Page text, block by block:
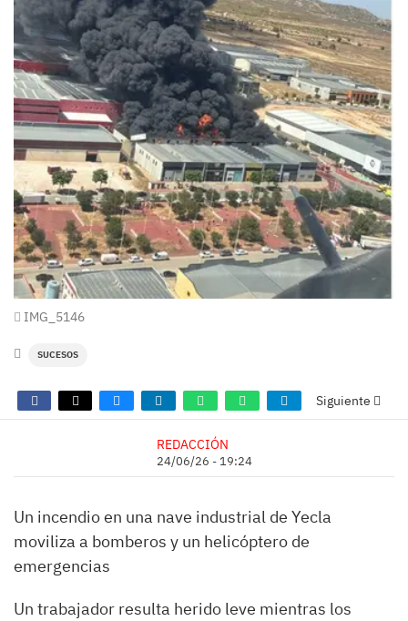
IMG_5146
SUCESOS
Siguiente
REDACCIÓN
24/06/26 - 19:24
Un incendio en una nave industrial de Yecla
moviliza a bomberos y un helicóptero de
emergencias
Un trabajador resulta herido leve mientras los